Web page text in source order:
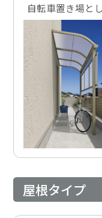
自転車置き場と
屋根タイプ